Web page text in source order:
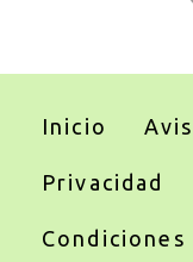
Inicio
Privacidad